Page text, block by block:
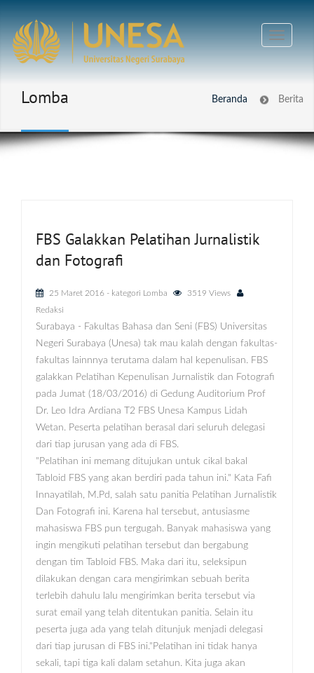
Lomba Beranda Berita
FBS Galakkan Pelatihan Jurnalistik
dan Fotografi
25 Maret 2016 - kategori Lomba
3519 Views
Redaksi
Surabaya - Fakultas Bahasa dan Seni (FBS) Universitas
Negeri Surabaya (Unesa) tak mau kalah dengan fakultas-
fakultas lainnnya terutama dalam hal kepenulisan. FBS
galakkan Pelatihan Kepenulisan Jurnalistik dan Fotografi
pada Jumat (18/03/2016) di Gedung Auditorium Prof
Dr. Leo Idra Ardiana T2 FBS Unesa Kampus Lidah
Wetan. Peserta pelatihan berasal dari seluruh delegasi
dari tiap jurusan yang ada di FBS.
"Pelatihan ini memang ditujukan untuk cikal bakal
Tabloid FBS yang akan berdiri pada tahun ini." Kata Fafi
Innayatilah, M.Pd, salah satu panitia Pelatihan Jurnalistik
Dan Fotografi ini. Karena hal tersebut, antusiasme
mahasiswa FBS pun tergugah. Banyak mahasiswa yang
ingin mengikuti pelatihan tersebut dan bergabung
dengan tim Tabloid FBS. Maka dari itu, seleksipun
dilakukan dengan cara mengirimkan sebuah berita
terlebih dahulu lalu mengirimkan berita tersebut via
surat email yang telah ditentukan panitia. Selain itu
peserta juga ada yang telah ditunjuk menjadi delegasi
dari tiap jurusan di FBS ini."Pelatihan ini tidak hanya
sekali, tapi tiga kali dalam setahun. Kita juga akan